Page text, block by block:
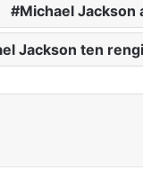
Michael Jackson
Jackson ten rengi